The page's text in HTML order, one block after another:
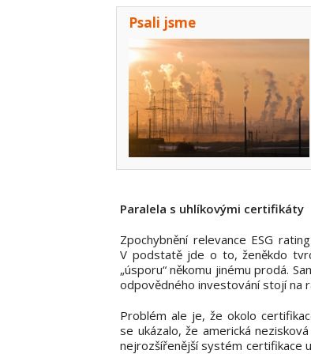
Psali jsme
Paralela s uhlíkovými certifikáty
Zpochybnění relevance ESG
V podstatě jde o to, ženěkdo
„úsporu“ někomu jinému prodá.
odpovědného investování stojí na
Problém ale je, že okolo
se ukázalo, že americká
nejrozšířenější systém certifikace